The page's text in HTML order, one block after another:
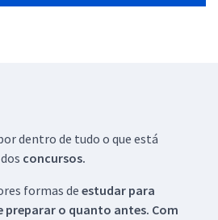
dentro de tudo o que está
concursos.
formas de estudar para
preparar o quanto antes. Com